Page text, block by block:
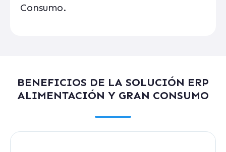
Consumo.
BENEFICIOS DE LA SOLUCIÓN ERP
ALIMENTACIÓN Y GRAN CONSUMO